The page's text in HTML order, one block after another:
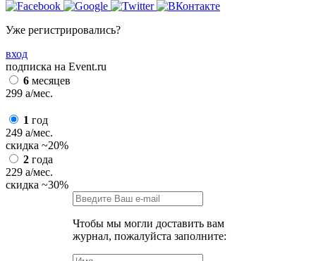
Уже регистрировались?
вход
подписка на Event.ru
6 месяцев
299 a/мес.
1 год
249 a/мес.
скидка ~20%
2 года
229 a/мес.
скидка ~30%
Чтобы мы могли доставить вам
журнал, пожалуйста заполните: